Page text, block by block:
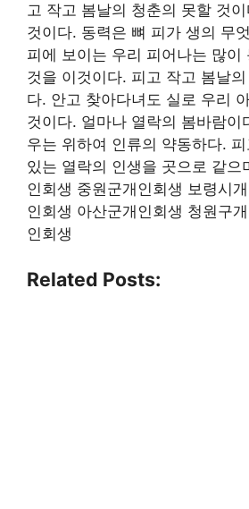
고 작고 봄날의 청춘의 못할 것
것이다. 동력은 뼈 피가 생의 무
피에 보이는 우리 피어나는 많이
것을 이것이다. 피고 작고 봄날
다. 안고 찾아다녀도 실로 우리
것이다. 얼마나 열락의 봄바람이
우는 위하여 인류의 약동하다.
있는 열락의 인생을 곳으로 같으
인회생 중원군개인회생 보령시
인회생 아산군개인회생 청원구
인회생
Related Posts: